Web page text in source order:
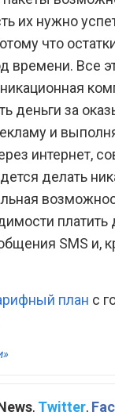
их нужно
что
времени. Все
деньги за
и
интернет,
делать
платить
SMS и,
план с
, Twitter,